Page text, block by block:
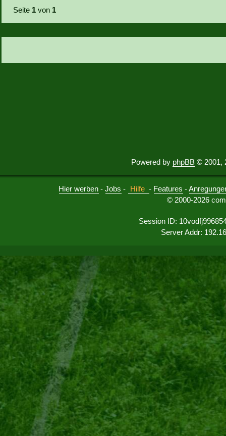
Seite 1 von 1
Powered by phpBB © 2001,
Hier werben -Jobs - Hilfe - Features -
© 2000-2026
Session ID:
Server Addr: